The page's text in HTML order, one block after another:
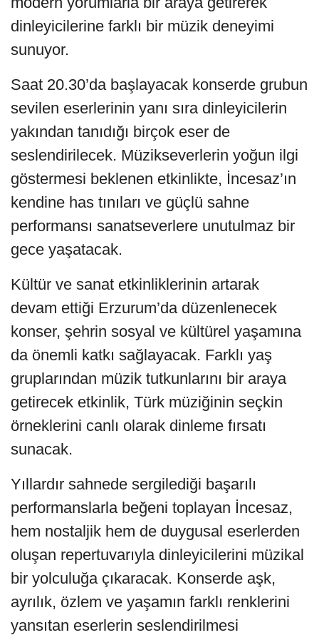
dinleyicilerine farklı bir müzik deneyimi
sunuyor.
Saat 20.30’da başlayacak konserde grubun
sevilen eserlerinin yanı sıra dinleyicilerin
yakından tanıdığı birçok eser de
seslendirilecek. Müzikseverlerin yoğun ilgi
göstermesi beklenen etkinlikte, İncesaz’ın
kendine has tınıları ve güçlü sahne
performansı sanatseverlere unutulmaz bir
gece yaşatacak.
Kültür ve sanat etkinliklerinin artarak
devam ettiği Erzurum’da düzenlenecek
konser, şehrin sosyal ve kültürel yaşamına
da önemli katkı sağlayacak. Farklı yaş
gruplarından müzik tutkunlarını bir araya
getirecek etkinlik, Türk müziğinin seçkin
örneklerini canlı olarak dinleme fırsatı
sunacak.
Yıllardır sahnede sergilediği başarılı
performanslarla beğeni toplayan İncesaz,
hem nostaljik hem de duygusal eserlerden
oluşan repertuvarıyla dinleyicilerini müzikal
bir yolculuğa çıkaracak. Konserde aşk,
ayrılık, özlem ve yaşamın farklı renklerini
yansıtan eserlerin seslendirilmesi